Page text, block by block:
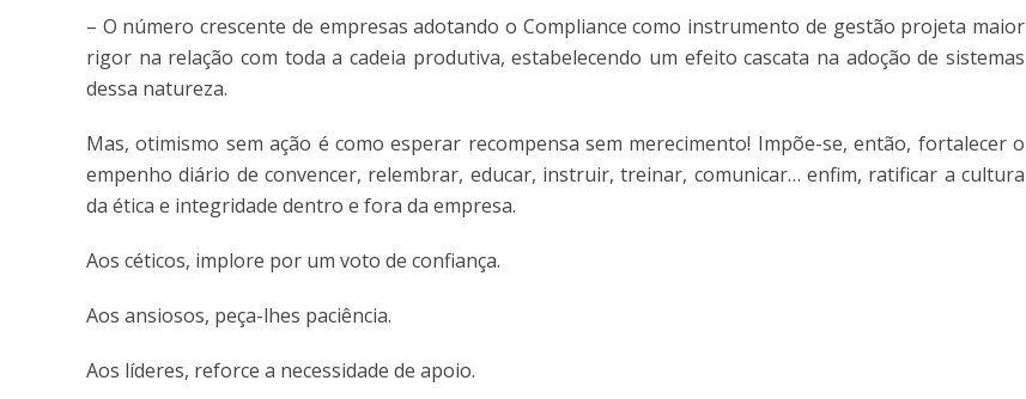
– O número crescente de empresas adotando o Compliance como instrumento de gestão projeta maior
rigor na relação com toda a cadeia produtiva, estabelecendo um efeito cascata na adoção de sistemas
dessa natureza.
Mas, otimismo sem ação é como esperar recompensa sem merecimento! Impõe-se, então, fortalecer o
empenho diário de convencer, relembrar, educar, instruir, treinar, comunicar… enfim, ratificar a cultura
da ética e integridade dentro e fora da empresa.
Aos céticos, implore por um voto de confiança.
Aos ansiosos, peça-lhes paciência.
Aos líderes, reforce a necessidade de apoio.